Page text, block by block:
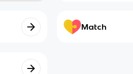
Match